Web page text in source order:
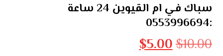
سباك في ام القيوين 24 ساعة
:0553996694
$10.00
$5.00